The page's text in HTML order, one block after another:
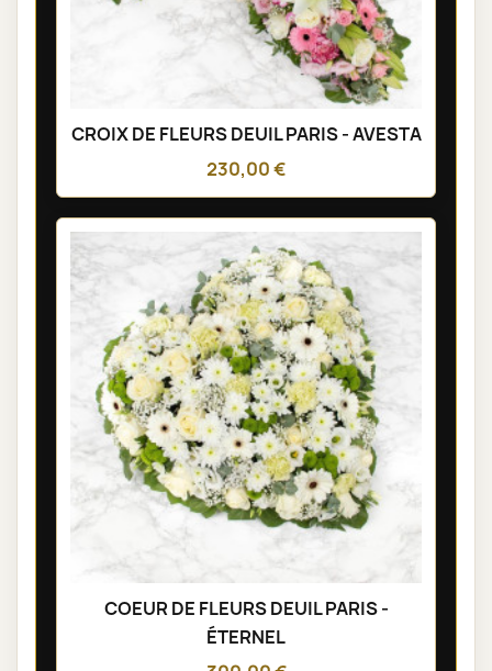
CROIX DE FLEURS DEUIL PARIS - AVESTA
230,00 €
COEUR DE FLEURS DEUIL PARIS -
ÉTERNEL